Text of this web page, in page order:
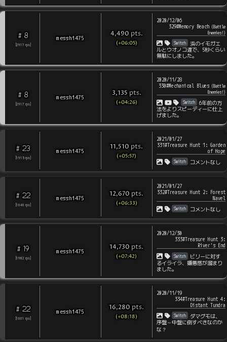
# 8
2917 rps
messhi475 4,490 pts.
(+06:05)
2020/12/06
329#Memory Beach(Battle
Enemies!)
Switch
浜のイモガエ
ルとウオノコ達で、5秒くらい
無駄にしました。
# 8
2917 rps
messhi475 3,135 pts.
(+04:26)
2020/11/28
330#Mechanical Blues(Battle
Enemies!)
Switch
6年前の方
法をよりスピーディーに仕上
げました。
# 23
1915 rps
messhi475 11,510 pts.
(+05:57)
2021/01/27
331#Treasure Hunt 1: Garden
of Hope
Switch コメントなし
# 22
1646 rps
messhi475 12,670 pts.
(+06:33)
2021/01/27
332#Treasure Hunt 2: Forest
Navel
Switch コメントなし
# 19
1982 rps
messhi475 14,730 pts.
(+07:42)
2020/12/30
333#Treasure Hunt 3:
River's End
Switch
ビリーに対す
るイライラ、嫌悪感が溜まり
ました。
# 22
1601 rps
messhi475 16,280 pts.
(+08:18)
2020/11/19
334#Treasure Hunt 4:
Distant Tundra
Switch
ダマグモは、
序盤～中盤に倒すべきなのか
な？